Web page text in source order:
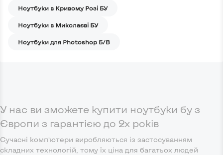
Ноутбуки в Кривому Розі БУ
Ноутбуки в Миколаєві БУ
Ноутбуки для Photoshop Б/В
У нас ви зможете купити ноутбуки бу з
Європи з гарантією до 2х років
Сучасні комп’ютери виробляються із застосуванням
складних технологій, тому їх ціна для багатьох людей